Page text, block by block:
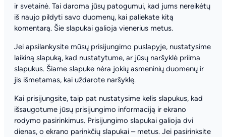
ir svetainė. Tai daroma jūsų patogumui, kad jums nereikėtų
iš naujo pildyti savo duomenų, kai paliekate kitą
komentarą. Šie slapukai galioja vienerius metus.
Jei apsilankysite mūsų prisijungimo puslapyje, nustatysime
laikiną slapuką, kad nustatytume, ar jūsų naršyklė priima
slapukus. Šiame slapuke nėra jokių asmeninių duomenų ir
jis išmetamas, kai uždarote naršyklę.
Kai prisijungsite, taip pat nustatysime kelis slapukus, kad
išsaugotume jūsų prisijungimo informaciją ir ekrano
rodymo pasirinkimus. Prisijungimo slapukai galioja dvi
dienas, o ekrano parinkčių slapukai – metus. Jei pasirinksite